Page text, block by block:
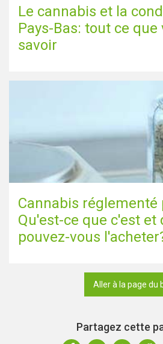
Le cannabis et la
Pays-Bas: tout ce que
savoir
Cannabis réglementé
Qu'est-ce que c'est et
pouvez-vous
Aller à la page du
Partagez cette